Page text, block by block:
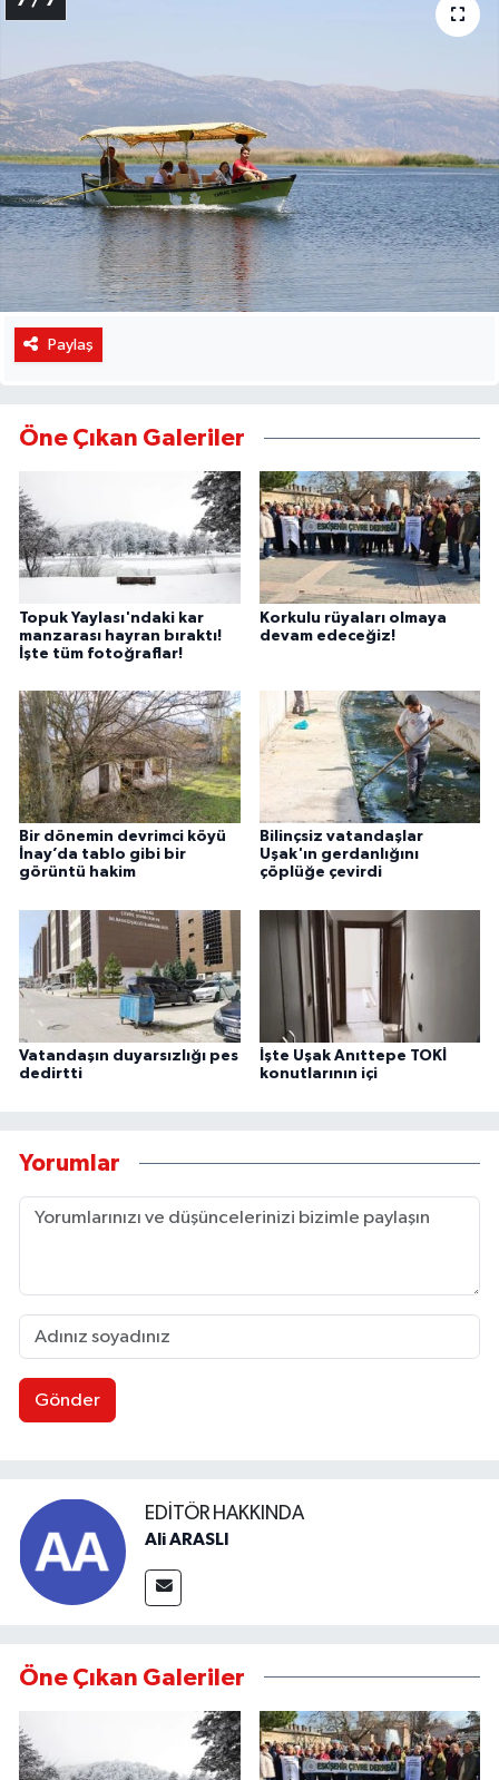
Paylaş
Öne Çıkan Galeriler
Topuk Yaylası'ndaki kar
manzarası hayran bıraktı!
İşte tüm fotoğraflar!
Korkulu rüyaları olmaya
devam edeceğiz!
Bir dönemin devrimci köyü
İnay’da tablo gibi bir
görüntü hakim
Bilinçsiz vatandaşlar
Uşak'ın gerdanlığını
çöplüğe çevirdi
Vatandaşın duyarsızlığı pes
dedirtti
İşte Uşak Anıttepe TOKİ
konutlarının içi
Yorumlar
Gönder
EDITÖR HAKKINDA
Ali ARASLI
Öne Çıkan Galeriler